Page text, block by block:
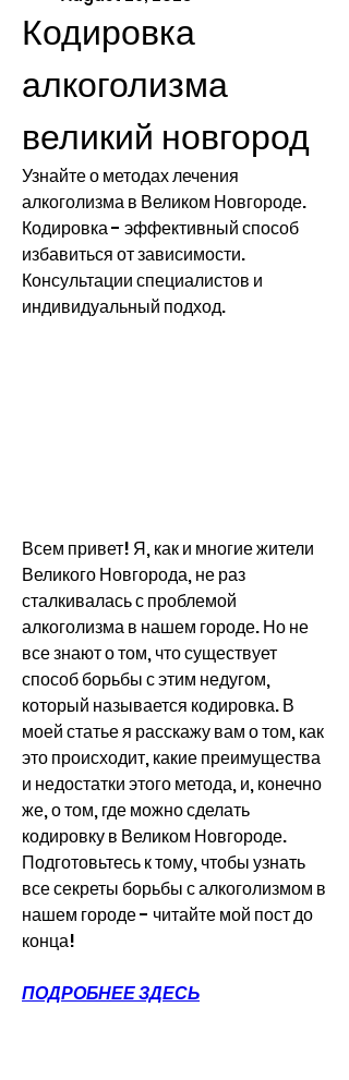
Кодировка
алкоголизма
великий новгород
Узнайте о методах лечения
алкоголизма в Великом Новгороде.
Кодировка - эффективный способ
избавиться от зависимости.
Консультации специалистов и
индивидуальный подход.
Всем привет! Я, как и многие жители
Великого Новгорода, не раз
сталкивалась с проблемой
алкоголизма в нашем городе. Но не
все знают о том, что существует
способ борьбы с этим недугом,
который называется кодировка. В
моей статье я расскажу вам о том, как
это происходит, какие преимущества
и недостатки этого метода, и, конечно
же, о том, где можно сделать
кодировку в Великом Новгороде.
Подготовьтесь к тому, чтобы узнать
все секреты борьбы с алкоголизмом в
нашем городе - читайте мой пост до
конца!
ПОДРОБНЕЕ ЗДЕСЬ